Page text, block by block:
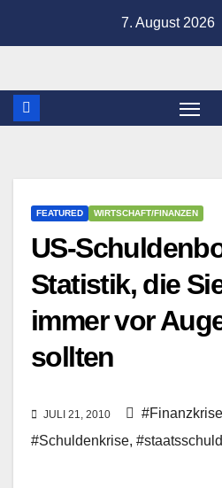
7. August 2026
FEATURED WIRTSCHAFT/FINANZEN
US-
Statistik, die
immer vor
sollten
JULI 21, 2010 #Finanzkrise
#Schuldenkrise,